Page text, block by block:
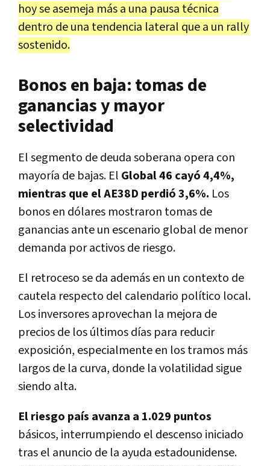
hoy se asemeja más a una pausa técnica
dentro de una tendencia lateral que a un rally
sostenido.
Bonos en baja: tomas de
ganancias y mayor
selectividad
El segmento de deuda soberana opera con
mayoría de bajas. El Global 46 cayó 4,4%,
mientras que el AE38D perdió 3,6%. Los
bonos en dólares mostraron tomas de
ganancias ante un escenario global de menor
demanda por activos de riesgo.
El retroceso se da además en un contexto de
cautela respecto del calendario político local.
Los inversores aprovechan la mejora de
precios de los últimos días para reducir
exposición, especialmente en los tramos más
largos de la curva, donde la volatilidad sigue
siendo alta.
Elriesgo país avanza a 1.029 puntos
básicos, interrumpiendo el descenso iniciado
tras el anuncio de la ayuda estadounidense.